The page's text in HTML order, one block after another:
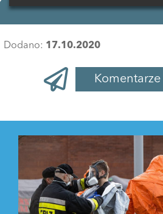
Dodano: 17.10.2020
Komentarze